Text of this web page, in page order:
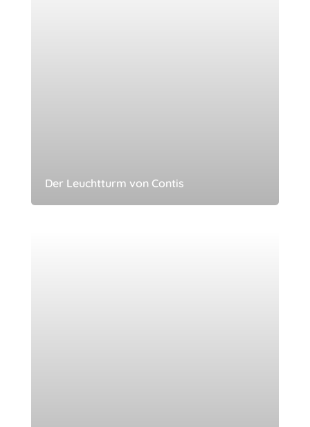
Der Leuchtturm von Contis